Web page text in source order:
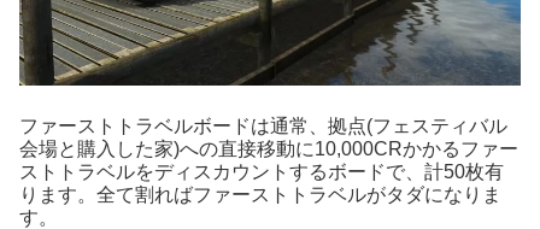
ファーストトラベルボードは通常、拠点(フェスティバル
会場と購入した家)への直接移動に10,000CRかかるファー
ストトラベルをディスカウントするボードで、計50枚有
ります。全て割ればファーストトラベルがタダになりま
す。